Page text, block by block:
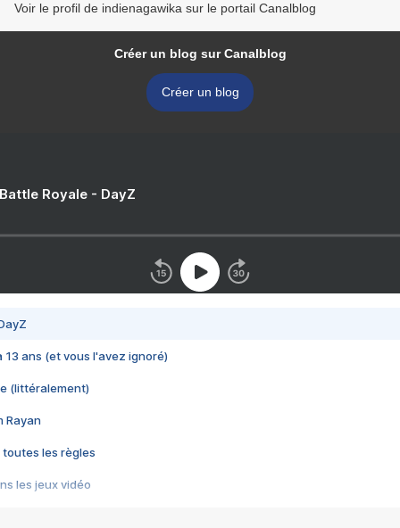
Voir le profil de indienagawika sur le portail Canalblog
Créer un blog sur Canalblog
Créer un blog
Royale - DayZ
13 ans (et vous l'avez ignoré)
(littéralement)
Rayan
toutes les règles
les jeux vidéo